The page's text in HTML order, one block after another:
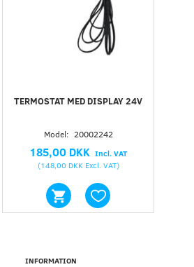
TERMOSTAT MED DISPLAY 24V
Model: 20002242
185,00 DKK Incl. VAT
(148,00 DKKExcl. VAT)
INFORMATION